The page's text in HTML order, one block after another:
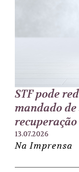
STF pode
mandado
13.07.2026
Na Imprensa